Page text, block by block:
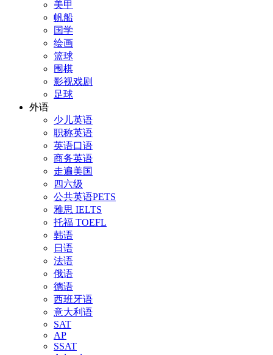
美甲
帆船
国学
绘画
篮球
围棋
影视戏剧
足球
外语
少儿英语
职称英语
英语口语
商务英语
走遍美国
四六级
公共英语PETS
雅思 IELTS
托福 TOEFL
韩语
日语
法语
俄语
德语
西班牙语
意大利语
SAT
AP
SSAT